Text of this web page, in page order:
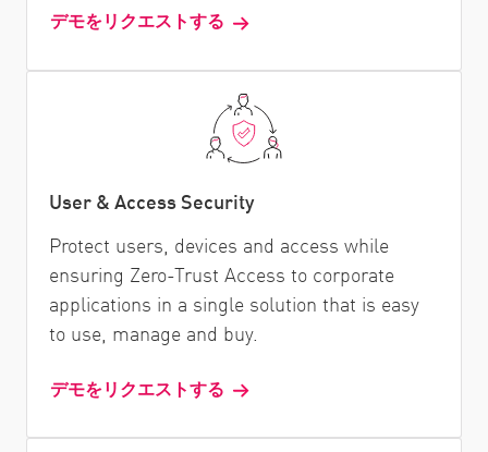
デモをリクエストする
User & Access Security
Protect users, devices and access while
ensuring Zero-Trust Access to corporate
applications in a single solution that is easy
to use, manage and buy.
デモをリクエストする